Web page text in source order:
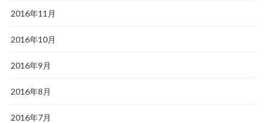
2016年11月
2016年10月
2016年9月
2016年8月
2016年7月